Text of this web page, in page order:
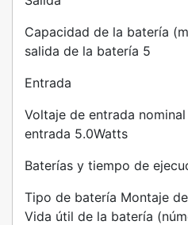
Capacidad de la batería
salida de la batería 5
Entrada
Voltaje de entrada
entrada 5.0Watts
Baterías y tiempo de
Tipo de batería Montaje
Vida útil de la batería